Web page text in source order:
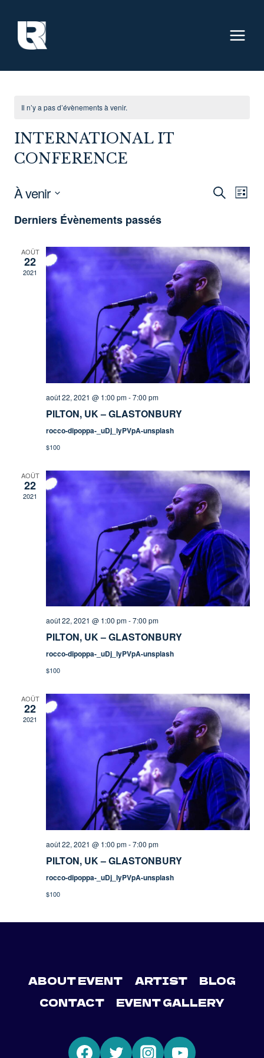
contenu
Il n’y a pas d’évènements à venir.
INTERNATIONAL IT
CONFERENCE
DE
VUES
LISTE
À venir
une
Derniers Évènements passés
AOÛT
22
2021
août 22, 2021 @ 1:00 pm-7:00 pm
PILTON, UK – GLASTONBURY
rocco-dipoppa-_uDj_lyPVpA-unsplash
$100
AOÛT
22
2021
août 22, 2021 @ 1:00 pm-7:00 pm
PILTON, UK – GLASTONBURY
rocco-dipoppa-_uDj_lyPVpA-unsplash
$100
AOÛT
22
2021
août 22, 2021 @ 1:00 pm-7:00 pm
PILTON, UK – GLASTONBURY
rocco-dipoppa-_uDj_lyPVpA-unsplash
$100
ABOUT EVENT ARTIST
BLOG
CONTACT
EVENT GALLERY